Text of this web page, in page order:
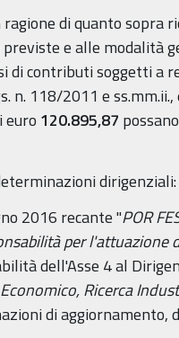
di quanto sopra
e alle modalità
di contributi soggetti a
n. 118/2011 e
euro 120.895,87
dirigenziali:
2016 recante "POR
per l'attuazione
dell'Asse 4 al
Ricerca
di aggiornamento,